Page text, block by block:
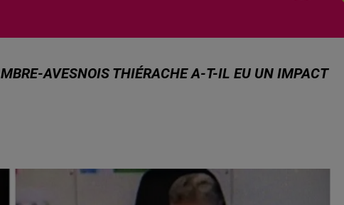
AVESNOIS THIÉRACHE A-T-IL EU UN IMPACT